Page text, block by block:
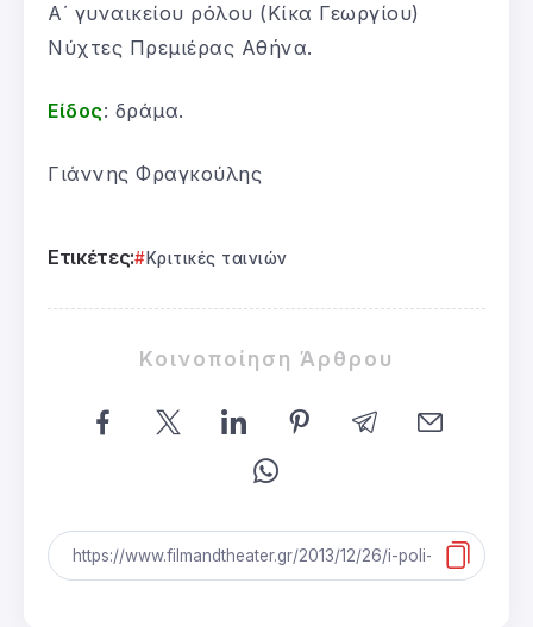
Α΄ γυναικείου ρόλου (Κίκα Γεωργίου)
Νύχτες Πρεμιέρας Αθήνα.
Είδος: δράμα.
Γιάννης Φραγκούλης
Ετικέτες: Κριτικές ταινιών
Κοινοποίηση Άρθρου